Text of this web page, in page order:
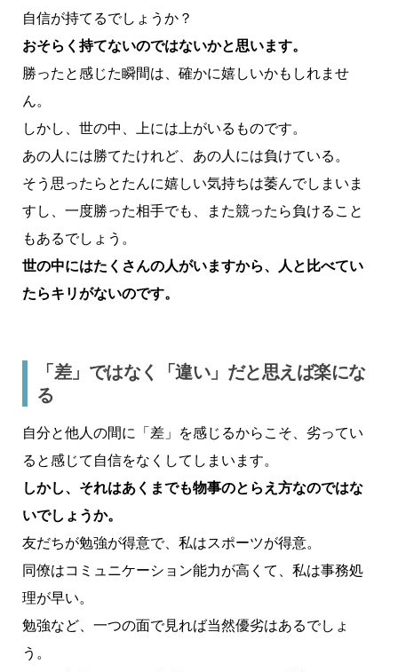
自信が持てるでしょうか？
おそらく持てないのではないかと思います。
勝ったと感じた瞬間は、確かに嬉しいかもしれませ
ん。
しかし、世の中、上には上がいるものです。
あの人には勝てたけれど、あの人には負けている。
そう思ったらとたんに嬉しい気持ちは萎んでしまいま
すし、一度勝った相手でも、また競ったら負けること
もあるでしょう。
世の中にはたくさんの人がいますから、人と比べてい
たらキリがないのです。
「差」ではなく「違い」だと思えば楽にな
る
自分と他人の間に「差」を感じるからこそ、劣ってい
ると感じて自信をなくしてしまいます。
しかし、それはあくまでも物事のとらえ方なのではな
いでしょうか。
友だちが勉強が得意で、私はスポーツが得意。
同僚はコミュニケーション能力が高くて、私は事務処
理が早い。
勉強など、一つの面で見れば当然優劣はあるでしょ
う。